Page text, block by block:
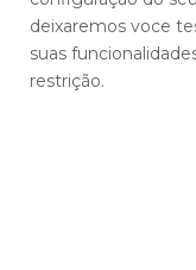
deixaremos voce
suas
restrição.